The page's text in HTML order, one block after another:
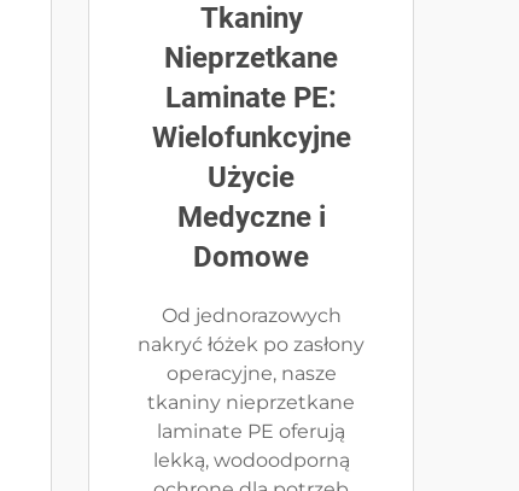
Tkaniny
Nieprzetkane
Laminate PE:
Wielofunkcyjne
Użycie
Medyczne i
Domowe
Od jednorazowych
nakryć łóżek po zasłony
operacyjne, nasze
tkaniny nieprzetkane
laminate PE oferują
lekką, wodoodporną